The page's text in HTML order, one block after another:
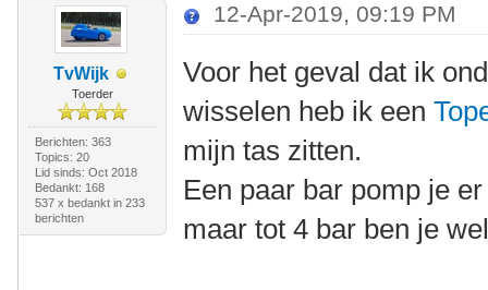
TvWijk
Toerder
Berichten: 363
Topics: 20
Lid sinds: Oct 2018
Bedankt: 168
537 x bedankt in 233
berichten
12-Apr-2019, 09:19 PM
Voor het geval dat ik
wisselen heb ik een
mijn tas zitten.
Een paar bar pomp je
maar tot 4 bar ben je